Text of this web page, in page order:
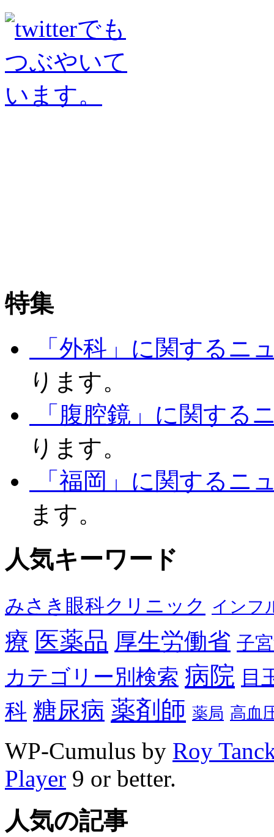
特集
「外科」に関するニ
ります。
「腹腔鏡」に関する
ります。
「福岡」に関するニ
ます。
人気キーワード
みさき眼科クリニック インフ
療 医薬品 厚生労働省 子
カテゴリー別検索 病院 目
科 糖尿病 薬剤師 薬局 高血
WP-Cumulus by Roy
Player 9 or better.
人気の記事